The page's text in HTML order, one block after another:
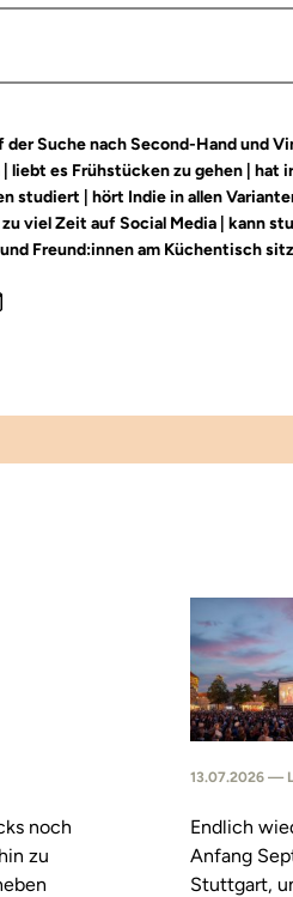
der Suche nach Second-Hand und
liebt es Frühstücken zu gehen | hat
studiert | hört Indie in allen
viel Zeit auf Social Media | kann
Freund:innen am Küchentisch
noch
zu
13.07.2026 —
Endlich
Anfang
Stuttgart,